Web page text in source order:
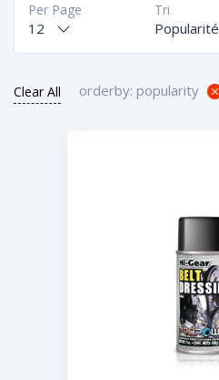
Tri
Popularité
Per Page
12
Clear All orderby: popularity